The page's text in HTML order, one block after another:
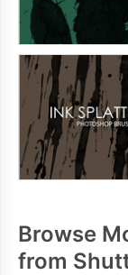
Browse
from